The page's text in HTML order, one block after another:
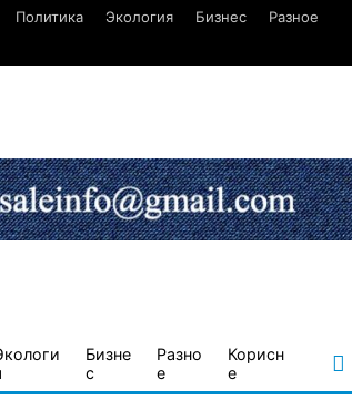
Политика Экология Бизнес
Разное
Бизне
с
Разно
е
Корисн
е